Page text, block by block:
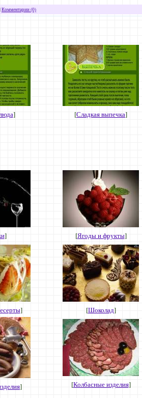
Комментарии (0)
] [Сладкая выпечка]
] [Ягоды и фрукты]
] [Шоколад]
] [Колбасные изделия]